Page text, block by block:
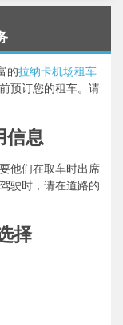
的拉纳卡机场租车
预订您的租车。请
信息
他们在取车时出席
驶时，请在道路的
择